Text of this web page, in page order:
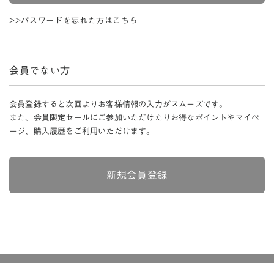
>>パスワードを忘れた方はこちら
会員でない方
会員登録すると次回よりお客様情報の入力がスムーズです。
また、会員限定セールにご参加いただけたりお得なポイントやマイペ
ージ、購入履歴をご利用いただけます。
新規会員登録